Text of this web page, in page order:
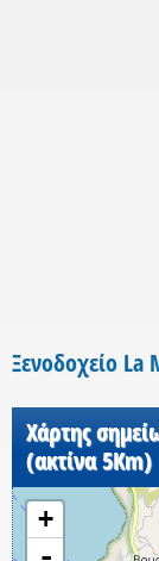
Ξενοδοχείο La
Χάρτης
(ακτίνα 5Km)
+